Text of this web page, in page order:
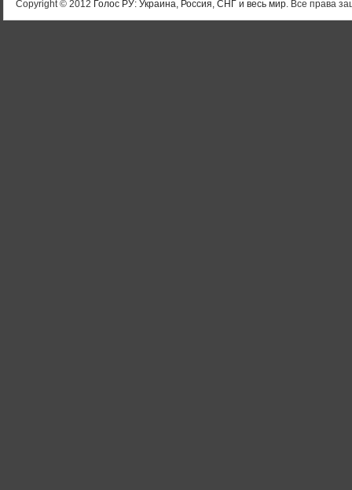
Copyright © 2012 Голос РУ: Украина, Россия, СНГ и весь мир. Все права